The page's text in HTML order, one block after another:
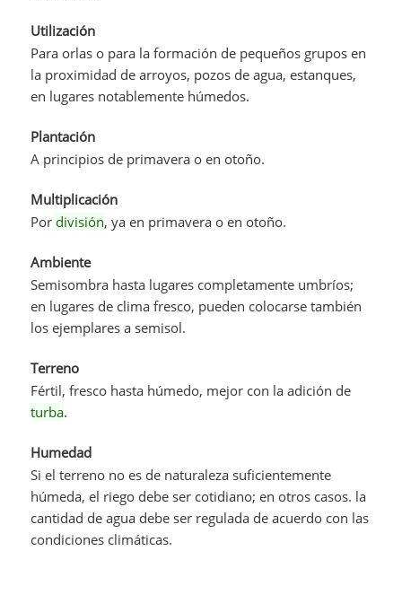
Utilización
Para orlas o para la formación de pequeños grupos en
la proximidad de arroyos, pozos de agua, estanques,
en lugares notablemente húmedos.
Plantación
A principios de primavera o en otoño.
Multiplicación
Por división, ya en primavera o en otoño.
Ambiente
Semisombra hasta lugares completamente umbríos;
en lugares de clima fresco, pueden colocarse también
los ejemplares a semisol.
Terreno
Fértil, fresco hasta húmedo, mejor con la adición de
turba.
Humedad
Si el terreno no es de naturaleza suficientemente
húmeda, el riego debe ser cotidiano; en otros casos. la
cantidad de agua debe ser regulada de acuerdo con las
condiciones climáticas.